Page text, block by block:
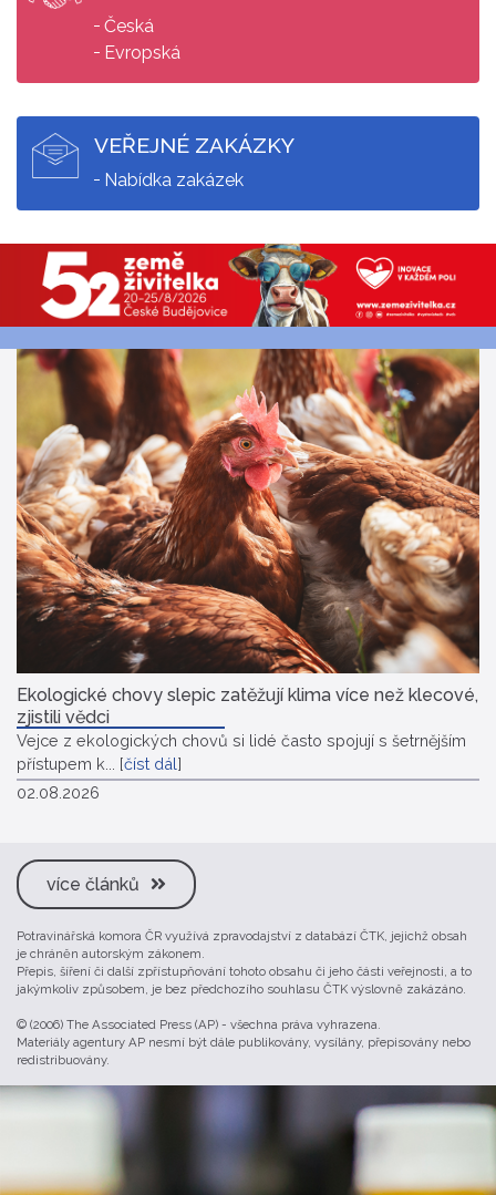
Česká
Evropská
VEŘEJNÉ ZAKÁZKY
Nabídka zakázek
Ekologické chovy slepic zatěžují klima více než klecové,
zjistili vědci
Vejce z ekologických chovů si lidé často spojují s šetrnějším
přístupem k... [číst dál]
02.08.2026
více článků
Potravinářská komora ČR využívá zpravodajství z databází ČTK, jejichž obsah
je chráněn autorským zákonem.
Přepis, šíření či další zpřístupňování tohoto obsahu či jeho části veřejnosti, a to
jakýmkoliv způsobem, je bez předchozího souhlasu ČTK výslovně zakázáno.
© (2006) The Associated Press (AP) - všechna práva vyhrazena.
Materiály agentury AP nesmí být dále publikovány, vysílány, přepisovány nebo
redistribuovány.